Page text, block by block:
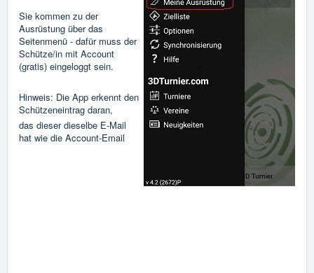
Sie kommen zu der
Ausrüstung über das
Seitenmenü - dafür muss der
Schütze/in mit Account
(gratis) eingeloggt sein.
Hinweis: Die App erkennt den
Schützeneintrag daran,
das dieser dieselbe E-Mail
hat wie die Account-Email